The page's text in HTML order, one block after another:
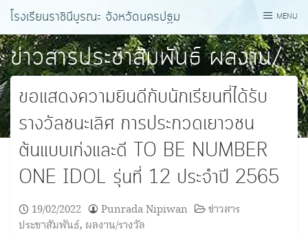
Skip
content
โรงเรียนราชินีบูรณะ จังหวัดนครปฐม MENU
ข่าวสารประชาสัมพันธ์ ผลงาน/
รางวัล
ขอแสดงความยินดีกับนักเรียนที่ได้รับ
รางวัลชนะเลิศ การประกวดเยาวชน
ต้นแบบเก่งและดี TO BE NUMBER
ONE IDOL รุ่นที่ 12 ประจำปี 2565
19/02/2022 Punrada Nipiwan
ข่าวสาร
ประชาสัมพันธ์, ผลงาน/รางวัล